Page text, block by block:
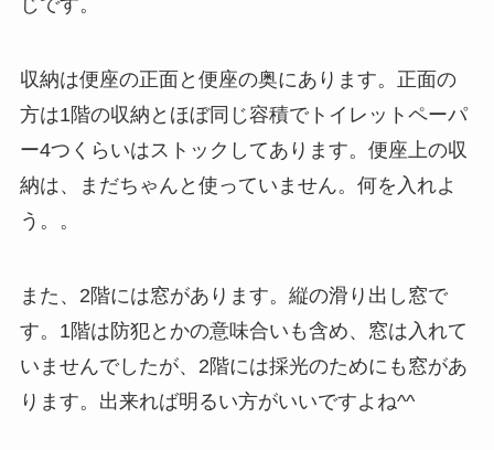
じです。
収納は便座の正面と便座の奥にあります。正面の
方は1階の収納とほぼ同じ容積でトイレットペーパ
ー4つくらいはストックしてあります。便座上の収
納は、まだちゃんと使っていません。何を入れよ
う。。
また、2階には窓があります。縦の滑り出し窓で
す。1階は防犯とかの意味合いも含め、窓は入れて
いませんでしたが、2階には採光のためにも窓があ
ります。出来れば明るい方がいいですよね^^